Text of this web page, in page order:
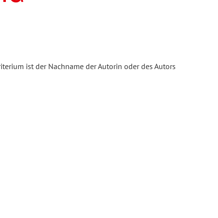
ist der Nachname der Autorin oder des Autors